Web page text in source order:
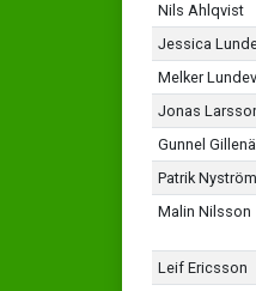
Nils Ahlqvist
Jessica
Melker
Jonas
Gunnel
Patrik Nyström
Malin Nilsson
Leif Ericsson